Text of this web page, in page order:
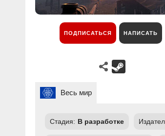
ПОДПИСАТЬСЯ НАПИСАТЬ
Весь мир
Стадия: В разработке